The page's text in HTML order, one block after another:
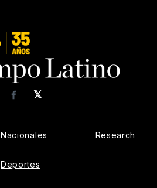
𝕏
Facebook
Nacionales
Deportes
Research